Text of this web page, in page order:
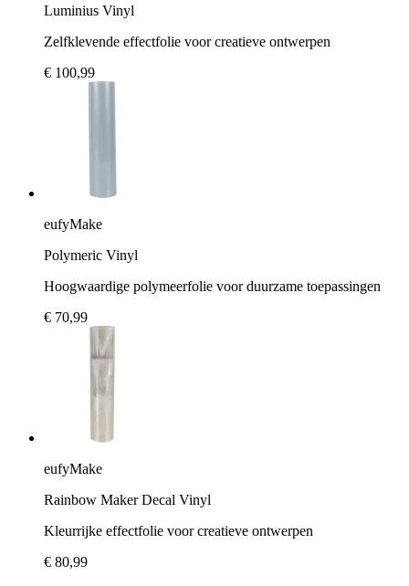
Luminius Vinyl
Zelfklevende effectfolie voor creatieve ontwerpen
€ 100,99
eufyMake
Polymeric Vinyl
Hoogwaardige polymeerfolie voor duurzame toepassingen
€ 70,99
eufyMake
Rainbow Maker Decal Vinyl
Kleurrijke effectfolie voor creatieve ontwerpen
€ 80,99